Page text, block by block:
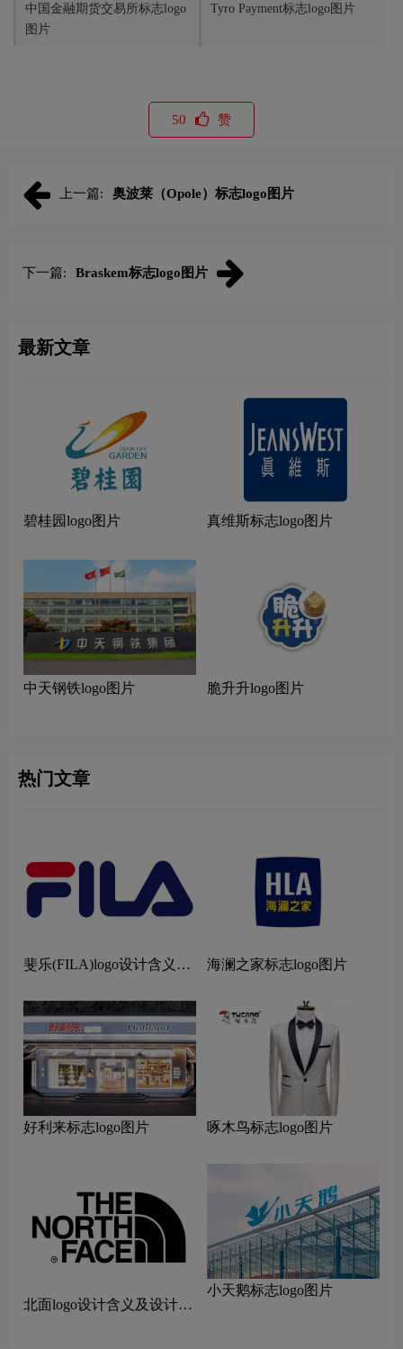
中国金融期货交易所标志logo
图片
Tyro Payment标志logo图片
50 赞
上一篇: 奥波莱（Opole）标志logo图片
下一篇: Braskem标志logo图片
最新文章
碧桂园logo图片 真维斯标志logo图片
中天钢铁logo图片 脆升升logo图片
热门文章
斐乐(FILA)logo设计含义及
海澜之家标志logo图片
好利来标志logo图片 啄木鸟标志logo图片
北面logo设计含义及设计理
小天鹅标志logo图片